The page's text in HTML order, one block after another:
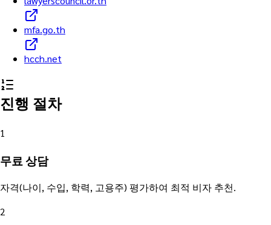
mfa.go.th
hcch.net
진행 절차
1
무료 상담
자격(나이, 수입, 학력, 고용주) 평가하여 최적 비자 추천.
2